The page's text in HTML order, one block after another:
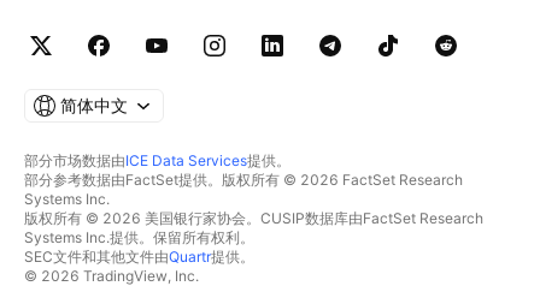
简体中文
部分市场数据由ICE Data Services提供。
部分参考数据由FactSet提供。版权所有 © 2026 FactSet Research
Systems Inc.
版权所有 © 2026 美国银行家协会。CUSIP数据库由FactSet Research
Systems Inc.提供。保留所有权利。
SEC文件和其他文件由Quartr提供。
© 2026 TradingView, Inc.